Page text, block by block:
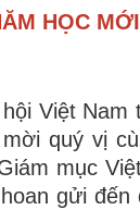
HỌC
Việt Nam
quý vị
mục
gửi đến